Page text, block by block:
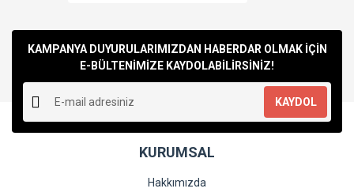
Ürün açıklamasında eksik bilgiler bulunuyor.
Ürün bilgilerinde hatalar bulunuyor.
Bu ürüne benzer farklı alternatifler olmalı.
KAMPANYA DUYURULARIMIZDAN HABERDAR OLMAK İÇİN
E-BÜLTENİMİZE KAYDOLABİLİRSİNİZ!
KAYDOL
KURUMSAL
Hakkımızda